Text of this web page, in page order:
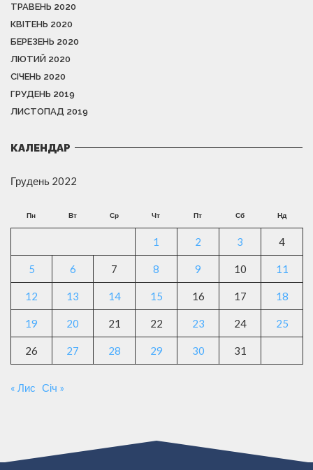
ТРАВЕНЬ 2020
КВІТЕНЬ 2020
БЕРЕЗЕНЬ 2020
ЛЮТИЙ 2020
СІЧЕНЬ 2020
ГРУДЕНЬ 2019
ЛИСТОПАД 2019
КАЛЕНДАР
Грудень 2022
Пн Вт Ср Чт Пт Сб Нд
1 2 3 4
5 6 7 8 9 10 11
12 13 14 15 16 17 18
19 20 21 22 23 24 25
26 27 28 29 30 31
« Лис Січ »